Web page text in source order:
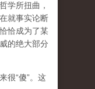
学所扭曲，
就事实论断
恰成为了某
的绝大部分
很“傻”。这